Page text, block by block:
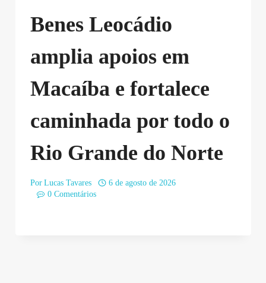
Benes Leocádio
amplia apoios em
Macaíba e fortalece
caminhada por todo o
Rio Grande do Norte
Por Lucas Tavares
6 de agosto de 2026
0 Comentários